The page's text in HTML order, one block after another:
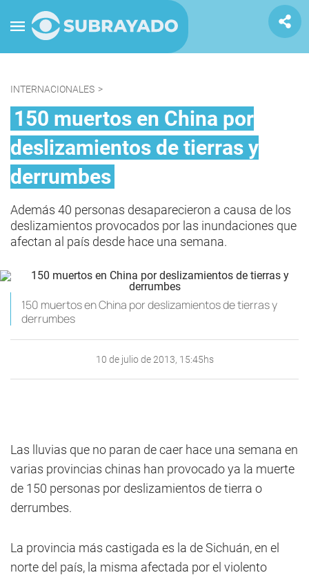
INTERNACIONALES >
150 muertos en China por
deslizamientos de tierras y
derrumbes
Además 40 personas desaparecieron a causa de los
deslizamientos provocados por las inundaciones que
afectan al país desde hace una semana.
150 muertos en China por deslizamientos de tierras y
derrumbes
10 de julio de 2013, 15:45hs
Las lluvias que no paran de caer hace una semana en
varias provincias chinas han provocado ya la muerte
de 150 personas por deslizamientos de tierra o
derrumbes.
La provincia más castigada es la de Sichuán, en el
norte del país, la misma afectada por el violento